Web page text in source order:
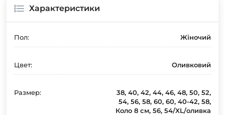
Характеристики
Пол: Жіночий
Цвет: Оливковий
Размер:
38, 40, 42, 44, 46, 48, 50, 52,
54, 56, 58, 60, 60, 40-42, 58,
Коло 8 см, 56, 54/XL/оливка